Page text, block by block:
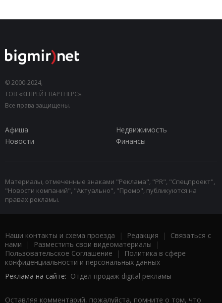
© 2000-2024,
ТОВ «КЕПРЕЙТ ПАРТНЕРС».
Все права защищены.
Афиша
Недвижимость
Новости
Финансы
Материалы, отмеченные знаками "Реклама", "PR", "Спецпроект",
"Новости компаний", "Актуально", "Промо", публикуются на
правах рекламы.
Наши контакты и схема проезда | Редакция | Связаться с
нами | Разместить свои видеоматериалы |
Пользовательское Соглашение |
Политика в сфере
конфиденциальности и персональных данных
Реклама на сайте: Отдел продаж digital рекламы
Оставляя комментарий, пожалуйста, помните о том, что